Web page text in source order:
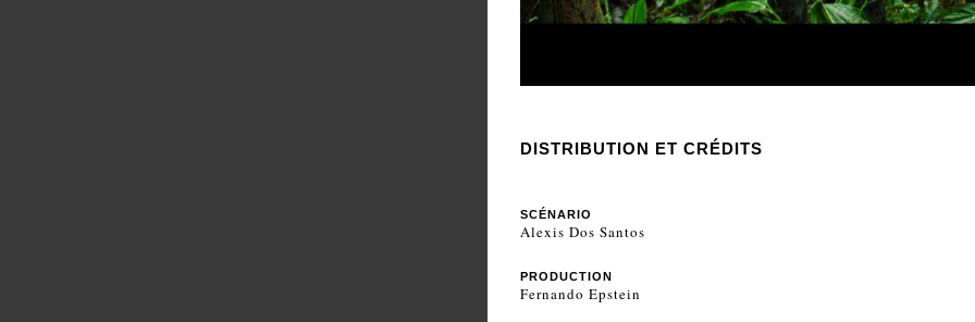
DISTRIBUTION ET CRÉDITS
SCÉNARIO
Alexis Dos Santos
PRODUCTION
Fernando Epstein